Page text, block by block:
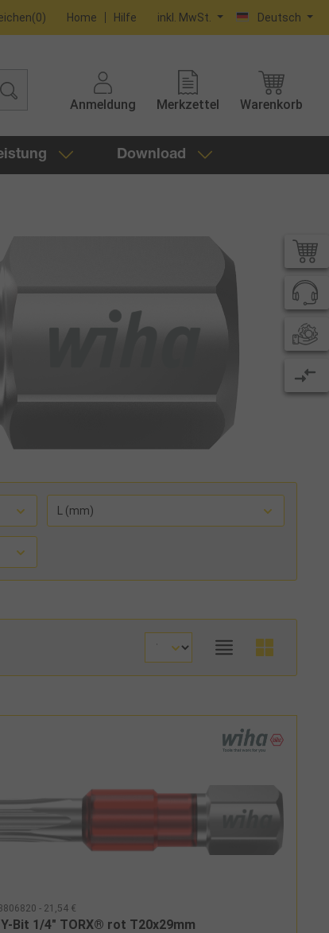
(0) Home Hilfe inkl. MwSt. Deutsch
Anmeldung Merkzettel Warenkorb
Download
L (mm)
- 21,54 €
Bit 1/4" TORX® rot T20x29mm